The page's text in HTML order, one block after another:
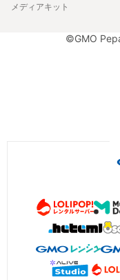
メディアキット
©GMO